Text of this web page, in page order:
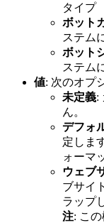
タイプ
ボット
ステム
ボット
ステム
値: 次のオプ
未定義:
ん。
デフォ
定しま
ォーマ
ウェブ
ブサイ
ラップ
注: こ